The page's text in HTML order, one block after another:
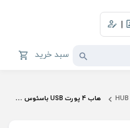
|
سبد خرید
HUB هاب 4 پورت USB باسئوس | Baseus 4In1 USB Hub Adapter CAHUB-AY01